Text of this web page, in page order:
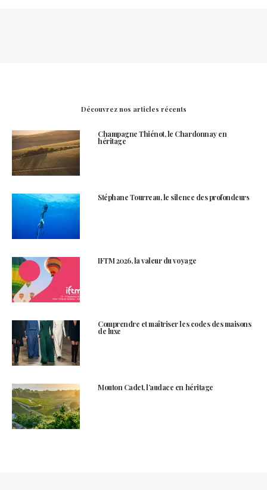
Découvrez nos articles récents
Champagne Thiénot, le Chardonnay en
héritage
Stéphane Tourreau, le silence des profondeurs
IFTM 2026, la valeur du voyage
Comprendre et maîtriser les codes des maisons
de luxe
Mouton Cadet, l’audace en héritage